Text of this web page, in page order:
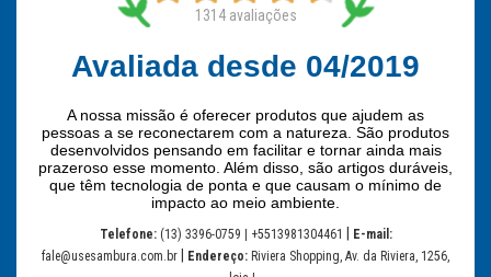
1314avaliações
Avaliada desde 04/2019
A nossa missão é oferecer produtos que ajudem as
pessoas a se reconectarem com a natureza. São produtos
desenvolvidos pensando em facilitar e tornar ainda mais
prazeroso esse momento. Além disso, são artigos duráveis,
que têm tecnologia de ponta e que causam o mínimo de
impacto ao meio ambiente.
Telefone: (13) 3396-0759 | +5513981304461
E-mail:
fale@usesambura.com.br
Endereço: Riviera Shopping, Av. da Riviera, 1256,